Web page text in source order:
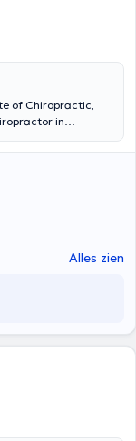
of Chiropractic,
in
diagnose en
de patiënt als
symptomen te
aan elke
spiertechniek,
iedereen, omdat
vraagt ​​om
Alles zien